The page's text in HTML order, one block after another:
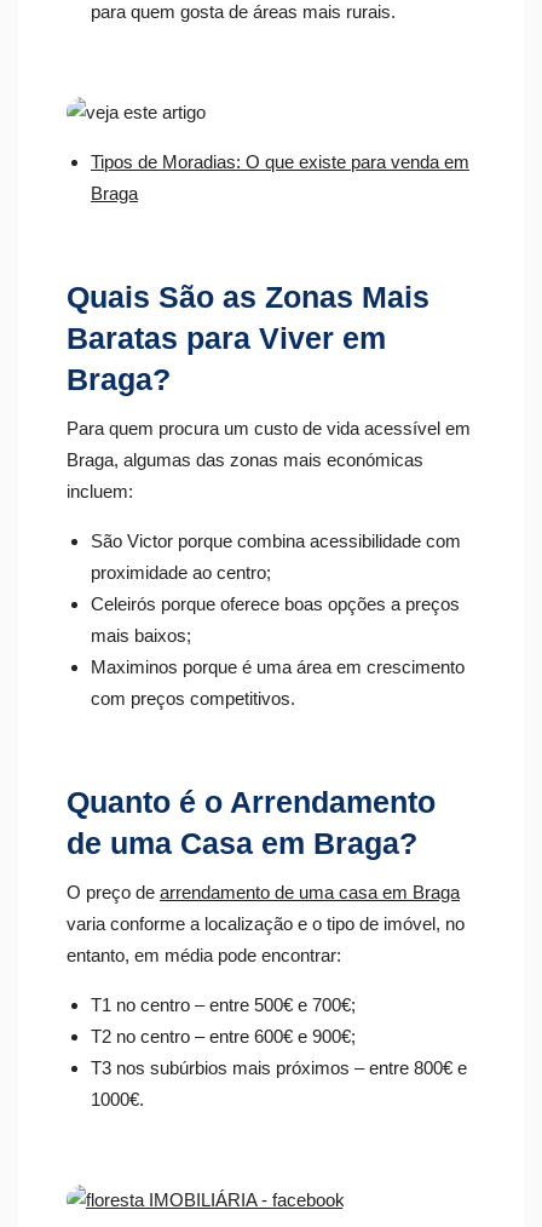
para quem gosta de áreas mais rurais.
Tipos de Moradias: O que existe para venda em
Braga
Quais São as Zonas Mais
Baratas para Viver em
Braga?
Para quem procura um custo de vida acessível em
Braga, algumas das zonas mais económicas
incluem:
São Victor porque combina acessibilidade com
proximidade ao centro;
Celeirós porque oferece boas opções a preços
mais baixos;
Maximinos porque é uma área em crescimento
com preços competitivos.
Quanto é o Arrendamento
de uma Casa em Braga?
O preço de arrendamento de uma casa em Braga
varia conforme a localização e o tipo de imóvel, no
entanto, em média pode encontrar:
T1 no centro – entre 500€ e 700€;
T2 no centro – entre 600€ e 900€;
T3 nos subúrbios mais próximos – entre 800€ e
1000€.